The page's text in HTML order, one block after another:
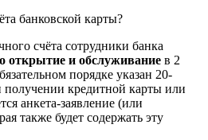
банковской карты?
счёта сотрудники банка
открытие и обслуживание в 2
порядке указан 20-
кредитной карты или
анкета-заявление (или
также будет содержать эту